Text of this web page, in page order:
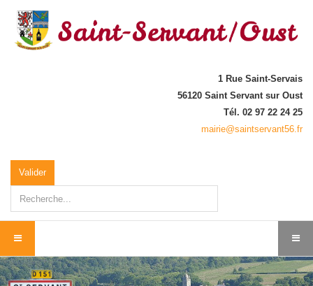
1 Rue Saint-Servais
56120 Saint Servant sur Oust
Tél. 02 97 22 24 25
mairie@saintservant56.fr
Valider